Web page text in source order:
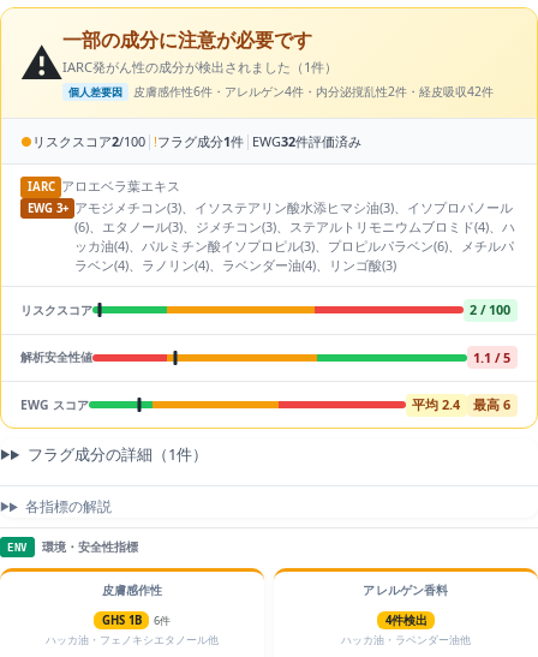
⚠️一部の成分に注意が必要です
IARC発がん性の成分が検出されました（1件）
個人差要因 皮膚感作性6件・アレルゲン4件・内分泌撹乱性2件・経皮吸収42件
● リスクスコア2/100 | !フラグ成分1件 | EWG32件評価済み
IARC アロエベラ葉エキス
EWG 3+ アモジメチコン(3)、イソステアリン酸水添ヒマシ油(3)、イソプロパノール
(6)、エタノール(3)、ジメチコン(3)、ステアルトリモニウムブロミド(4)、ハ
ッカ油(4)、パルミチン酸イソプロピル(3)、プロピルパラベン(6)、メチルパ
ラベン(4)、ラノリン(4)、ラベンダー油(4)、リンゴ酸(3)
リスクスコア 2 / 100
解析安全性値 1.1 / 5
EWG スコア 平均 2.4 最高 6
フラグ成分の詳細（1件）
各指標の解説
ENV 環境・安全性指標
皮膚感作性
GHS 1B
6件
ハッカ油・フェノキシエタノール他
アレルゲン香料
4件検出
ハッカ油・ラベンダー油他